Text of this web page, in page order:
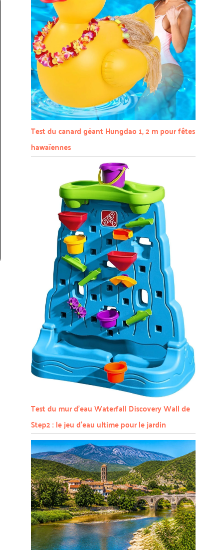
Test du canard géant Hungdao 1, 2 m pour fêtes
hawaïennes
Test du mur d’eau Waterfall Discovery Wall de
Step2 : le jeu d’eau ultime pour le jardin